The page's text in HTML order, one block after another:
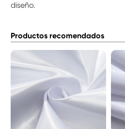
diseño.
Productos recomendados